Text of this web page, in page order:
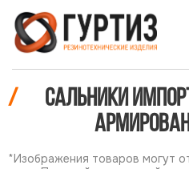
/
Сальники
*Изображения товаров могут